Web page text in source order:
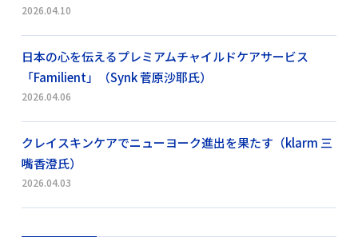
2026.04.10
日本の心を伝えるプレミアムチャイルドケアサービス
「Familient」（Synk 菅原沙耶氏）
2026.04.06
クレイスキンケアでニューヨーク進出を果たす（klarm 三
嘴香澄氏）
2026.04.03